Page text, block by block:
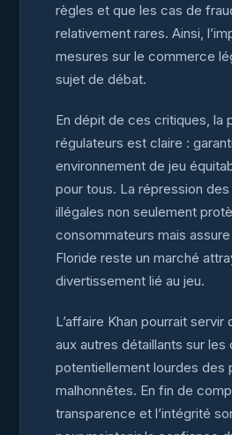
règles et que les cas de
relativement rares. Ainsi,
mesures sur le commerce
sujet de débat.
En dépit de ces critiques, la
régulateurs est claire :
environnement de jeu
pour tous. La répression
illégales non seulement
consommateurs mais
Floride reste un marché
divertissement lié au jeu.
L’affaire Khan pourrait
aux autres détaillants sur
potentiellement lourdes des
malhonnêtes. En fin de
transparence et l’intégrité